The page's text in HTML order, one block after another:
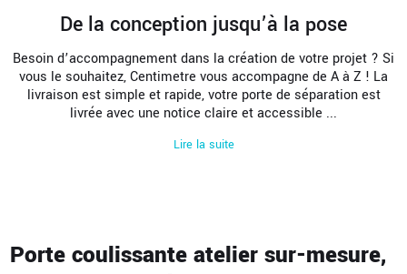
De la conception jusqu’à la pose
Besoin d’accompagnement dans la création de votre projet ? Si
vous le souhaitez, Centimetre vous accompagne de A à Z ! La
livraison est simple et rapide, votre porte de séparation est
livrée avec une notice claire et accessible ...
Lire la suite
Porte coulissante atelier sur-mesure,